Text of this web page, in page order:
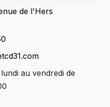
de l'Hers
au vendredi de